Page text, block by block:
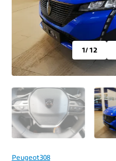
1/ 12
Peugeot308